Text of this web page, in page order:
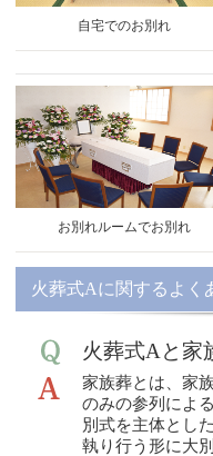
自宅でのお別れ
お別れルームでお別れ
火葬式Aに関するよく
火葬式Aと家
家族葬とは、家
のみの参列によ
別式を主体とし
執り行う形に大